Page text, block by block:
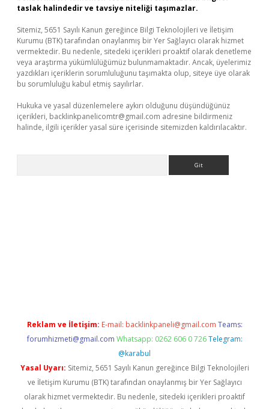
taslak halindedir ve tavsiye niteliği taşımazlar.
Sitemiz, 5651 Sayılı Kanun gereğince Bilgi Teknolojileri ve İletişim
Kurumu (BTK) tarafından onaylanmış bir Yer Sağlayıcı olarak hizmet
vermektedir. Bu nedenle, sitedeki içerikleri proaktif olarak denetleme
veya araştırma yükümlülüğümüz bulunmamaktadır. Ancak, üyelerimiz
yazdıkları içeriklerin sorumluluğunu taşımakta olup, siteye üye olarak
bu sorumluluğu kabul etmiş sayılırlar.
Hukuka ve yasal düzenlemelere aykırı olduğunu düşündüğünüz
içerikleri, backlinkpanelicomtr@gmail.com adresine bildirmeniz
halinde, ilgili içerikler yasal süre içerisinde sitemizden kaldırılacaktır.
Reklam ve İletişim: E-mail: backlinkpaneli@gmail.com Teams:
forumhizmeti@gmail.com Whatsapp: 0262 606 0 726 Telegram:
@karabul
Yasal Uyarı: Sitemiz, 5651 Sayılı Kanun gereğince Bilgi Teknolojileri
ve İletişim Kurumu (BTK) tarafından onaylanmış bir Yer Sağlayıcı
olarak hizmet vermektedir. Bu nedenle, sitedeki içerikleri proaktif